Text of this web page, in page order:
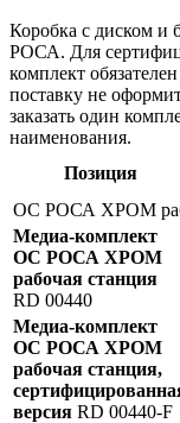
Коробка с диском и
РОСА. Для
комплект
поставку не
заказать один
наименования.
Позиция
ОС РОСА ХРОМ
Медиа-комплект
ОС РОСА ХРОМ
рабочая станция
RD 00440
Медиа-комплект
ОС РОСА ХРОМ
рабочая станция,
версия RD 00440-F